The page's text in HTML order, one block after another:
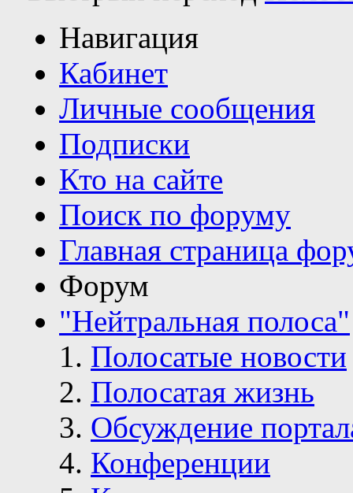
Навигация
Кабинет
Личные сообщения
Подписки
Кто на сайте
Поиск по форуму
Главная страница
Форум
"Нейтральная полоса"
Полосатые новости
Полосатая жизнь
Обсуждение
Конференции